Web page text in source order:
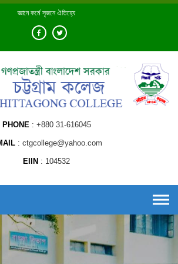
জ্ঞানে কর্মে সৃজনে ঐতিহ্যে
PHONE +880 31-616045
ctgcollege@yahoo.com
EIIN 104532